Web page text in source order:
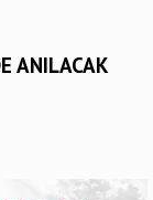
ANILACAK